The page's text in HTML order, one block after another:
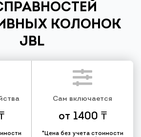
КОЛОНОК
JBL
Сам включается
от 1400 ₸
*Цена без учета стоимости